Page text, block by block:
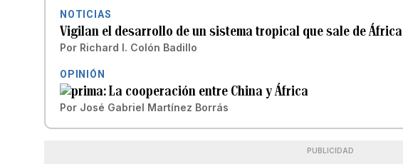
NOTICIAS
Vigilan el desarrollo de un sistema tropical que sale de África
Por Richard I. Colón Badillo
OPINIÓN
La cooperación entre China y África
Por José Gabriel Martínez Borrás
PUBLICIDAD